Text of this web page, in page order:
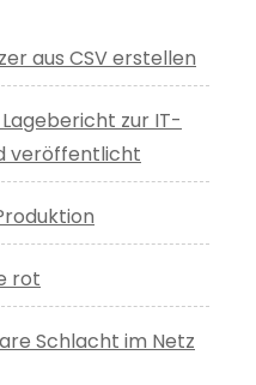
aus CSV erstellen
zur IT-
veröffentlicht
rot
Schlacht im Netz